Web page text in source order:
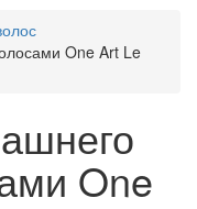
One Art Le
One